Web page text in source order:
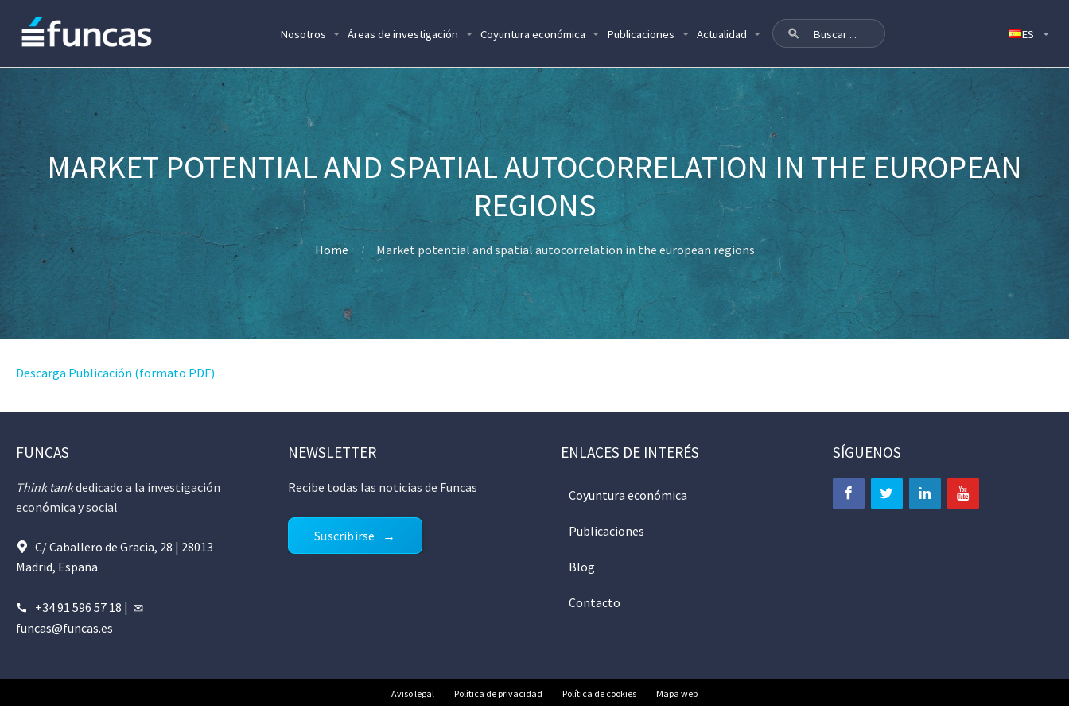
Nosotros Áreas de investigación Coyuntura económica Publicaciones Actualidad
MARKET POTENTIAL AND SPATIAL AUTOCORRELATION IN THE EUROPEAN
REGIONS
Home Market potential and spatial autocorrelation in the european regions
Descarga Publicación (formato PDF)
FUNCAS
Think tankdedicado a la investigación
económica y social
C/ Caballero de Gracia, 28 | 28013
Madrid, España
+34 91 596 57 18 |
funcas@funcas.es
NEWSLETTER
Recibe todas las noticias de Funcas
Suscribirse
ENLACES DE INTERÉS
Coyuntura económica
Publicaciones
Blog
Contacto
SÍGUENOS
Aviso legal Política de privacidad Política de cookies Mapa web